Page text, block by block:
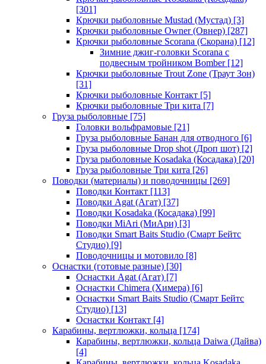
[301]
Крючки рыболовные Mustad (Мустад) [3]
Крючки рыболовные Owner (Овнер) [287]
Крючки рыболовные Scorana (Скорана) [12]
Зимние джиг-головки Scorana с
подвесным тройником Bomber[12]
Крючки рыболовные Trout Zone (Траут Зон)
[31]
Крючки рыболовные Контакт [5]
Крючки рыболовные Три кита [7]
Груза рыболовные [75]
Головки вольфрамовые [21]
Груза рыболовные Банан для отводного [6]
Груза рыболовные Drop shot (Дроп шот) [2]
Груза рыболовные Kosadaka (Косадака) [20]
Груза рыболовные Три кита [26]
Поводки (материалы) и поводочницы [269]
Поводки Контакт [113]
Поводки Agat (Агат) [37]
Поводки Kosadaka (Косадака) [99]
Поводки MiAri (МиАри) [3]
Поводки Smart Baits Studio (Смарт Бейтс
Студио) [9]
Поводочницы и мотовило [8]
Оснастки (готовые разные) [30]
Оснастки Agat (Агат) [7]
Оснастки Chimera (Химера) [6]
Оснастки Smart Baits Studio (Смарт Бейтс
Студио) [13]
Оснастки Контакт [4]
Карабины, вертлюжки, кольца [174]
Карабины, вертлюжки, кольца Daiwa (Дайва)
[4]